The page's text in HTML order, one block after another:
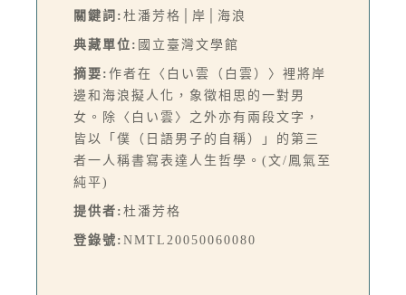
關鍵詞: 杜潘芳格│岸│海浪
典藏單位: 國立臺灣文學館
摘要: 作者在〈白い雲（白雲）〉裡將岸
邊和海浪擬人化，象徵相思的一對男
女。除〈白い雲〉之外亦有兩段文字，
皆以「僕（日語男子的自稱）」的第三
者一人稱書寫表達人生哲學。(文/鳳氣至
純平)
提供者: 杜潘芳格
登錄號: NMTL20050060080